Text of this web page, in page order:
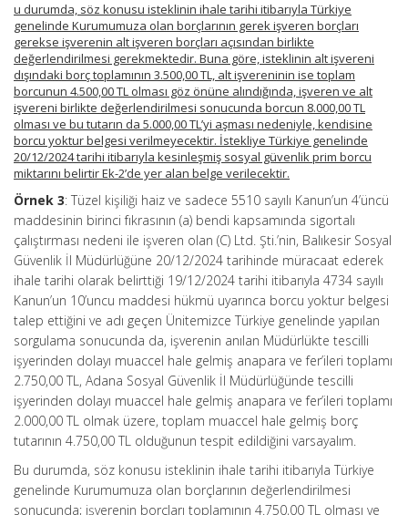
u durumda, söz konusu isteklinin ihale tarihi itibarıyla Türkiye
genelinde Kurumumuza olan borçlarının gerek işveren borçları
gerekse işverenin alt işveren borçları açısından birlikte
değerlendirilmesi gerekmektedir. Buna göre, isteklinin alt işvereni
dışındaki borç toplamının 3.500,00 TL, alt işvereninin ise toplam
borcunun 4.500,00 TL olması göz önüne alındığında, işveren ve alt
işvereni birlikte değerlendirilmesi sonucunda borcun 8.000,00 TL
olması ve bu tutarın da 5.000,00 TL’yi aşması nedeniyle, kendisine
borcu yoktur belgesi verilmeyecektir. İstekliye Türkiye genelinde
20/12/2024 tarihi itibarıyla kesinleşmiş sosyal güvenlik prim borcu
miktarını belirtir Ek-2’de yer alan belge verilecektir.
Örnek 3: Tüzel kişiliği haiz ve sadece 5510 sayılı Kanun’un 4’üncü
maddesinin birinci fıkrasının (a) bendi kapsamında sigortalı
çalıştırması nedeni ile işveren olan (C) Ltd. Şti.’nin, Balıkesir Sosyal
Güvenlik İl Müdürlüğüne 20/12/2024 tarihinde müracaat ederek
ihale tarihi olarak belirttiği 19/12/2024 tarihi itibarıyla 4734 sayılı
Kanun’un 10’uncu maddesi hükmü uyarınca borcu yoktur belgesi
talep ettiğini ve adı geçen Ünitemizce Türkiye genelinde yapılan
sorgulama sonucunda da, işverenin anılan Müdürlükte tescilli
işyerinden dolayı muaccel hale gelmiş anapara ve fer’ileri toplamı
2.750,00 TL, Adana Sosyal Güvenlik İl Müdürlüğünde tescilli
işyerinden dolayı muaccel hale gelmiş anapara ve fer’ileri toplamı
2.000,00 TL olmak üzere, toplam muaccel hale gelmiş borç
tutarının 4.750,00 TL olduğunun tespit edildiğini varsayalım.
Bu durumda, söz konusu isteklinin ihale tarihi itibarıyla Türkiye
genelinde Kurumumuza olan borçlarının değerlendirilmesi
sonucunda; işverenin borçları toplamının 4.750,00 TL olması ve